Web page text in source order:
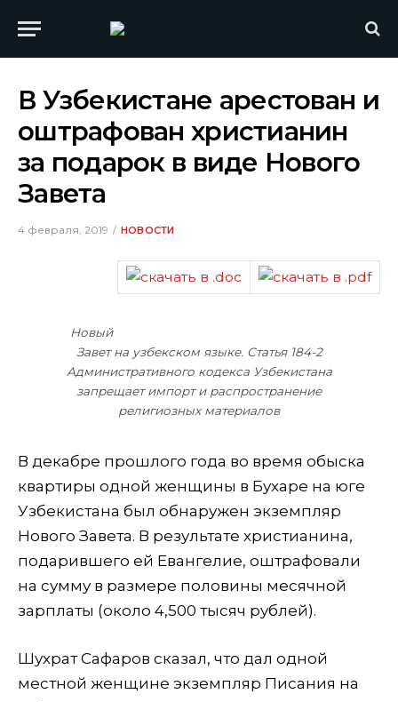
В Узбекистане арестован и
оштрафован христианин
за подарок в виде Нового
Завета
4 февраля, 2019 НОВОСТИ
Новый
Завет на узбекском языке. Статья 184-2
Административного кодекса Узбекистана
запрещает импорт и распространение
религиозных материалов
В декабре прошлого года во время обыска
квартиры одной женщины в Бухаре на юге
Узбекистана был обнаружен экземпляр
Нового Завета. В результате христианина,
подарившего ей Евангелие, оштрафовали
на сумму в размере половины месячной
зарплаты (около 4,500 тысяч рублей).
Шухрат Сафаров сказал, что дал одной
местной женщине экземпляр Писания на